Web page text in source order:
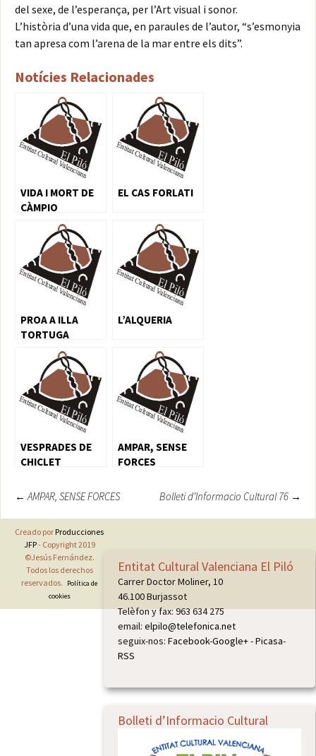
del sexe, de l’esperança, per l’Art visual i sonor.
L’història d’una vida que, en paraules de l’autor, “s’esmonyia
tan apresa com l’arena de la mar entre els dits”.
Notícies Relacionades
VIDA I MORT DE
CÀMPIO
EL CAS FORLATI
PROA A ILLA
TORTUGA
L’ALQUERIA
VESPRADES DE
CHICLET
AMPAR, SENSE
FORCES
Navegación
de
entradas
← AMPAR, SENSE FORCES Bolleti d’Informacio Cultural 76 →
Entitat Cultural Valenciana El Piló
Carrer Doctor Moliner, 10
46.100 Burjassot
Telèfon y fax: 963 634 275
email: elpilo@telefonica.net
seguix-nos: Facebook-Google+-Picasa-
RSS
Bolleti d’Informacio Cultural
Creado por Producciones
JFP- Copyright 2019
©Jesús Fernández.
Todos los derechos
reservados.
Política de
cookies